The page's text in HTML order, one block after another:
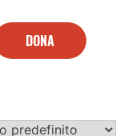
DONA